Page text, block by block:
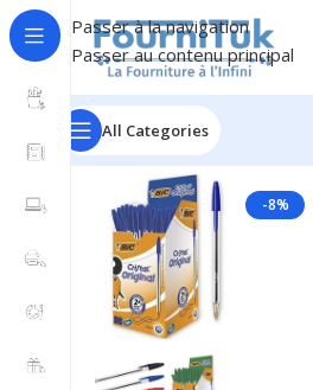
Passer à la navigation
Passer au contenu principal
All Categories
Accueil/Fourniture de Bureau
-8%